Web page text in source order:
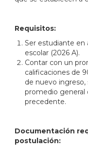
Requisitos:
Ser estudiante en
escolar (2026 A).
Contar con un
calificaciones de
de nuevo ingreso,
promedio general
precedente.
Documentación
postulación: